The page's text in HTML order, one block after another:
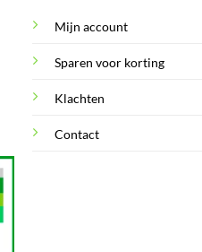
Mijn account
Sparen voor korting
Klachten
Contact